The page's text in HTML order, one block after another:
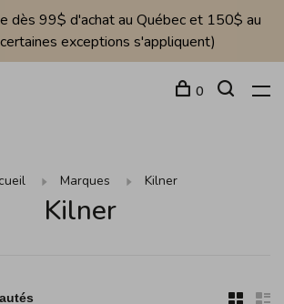
dès 99$ d'achat au Québec et 150$ au
exceptions s'appliquent)
0
Marques Kilner
Kilner